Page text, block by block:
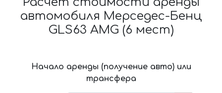
автомобиля Мерседес-Бенц
GLS63 AMG (6 мест)
Начало аренды (получение авто) или
трансфера